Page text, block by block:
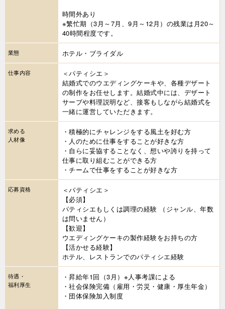
時間外あり
※繁忙期（3月～7月、9月～12月）の残業は月20～
40時間程度です。
業態 ホテル・ブライダル
仕事内容
＜パティシエ＞
結婚式でのウエディングケーキや、各種デザート
の制作をお任せします。結婚式中には、デザート
サーブや料理説明など、接客もしながら結婚式を
一緒に運営していただきます。
求める
人材像
・積極的にチャレンジをする風土を好む方
・人のために仕事をすることが好きな方
・自らに妥協することなく、想いや誇りを持って
仕事に取り組むことができる方
・チームで仕事をすることが好きな方
応募資格
＜パティシエ＞
【必須】
パティシエもしくは調理の経験 （ジャンル、年数
は問いません）
【歓迎】
ウエディングケーキの製作経験をお持ちの方
【活かせる経験】
ホテル、レストランでのパティシエ経験
待遇・
福利厚生
・昇給年1回（3月）※人事考課による
・社会保険完備（雇用・労災・健康・厚生年金）
・団体保険加入制度